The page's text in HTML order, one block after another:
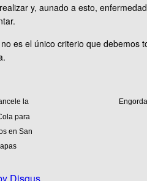
y, aunado a esto,
es el único criterio que debemos
la
para
en San